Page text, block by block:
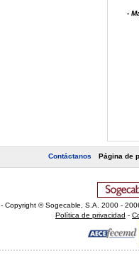
-
Contáctanos Página de
- Copyright © Sogecable, S.A 2000 -
Política de privacidad -